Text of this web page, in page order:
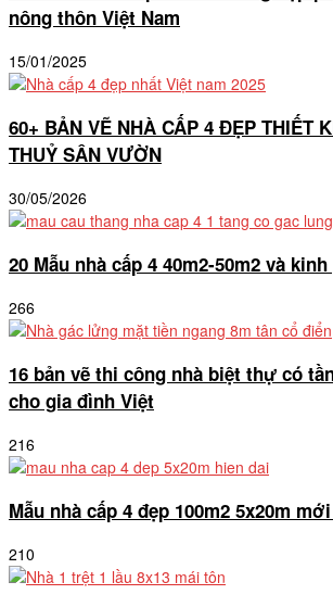
nông thôn Việt Nam
15/01/2025
60+ BẢN VẼ NHÀ CẤP 4 ĐẸP THIẾT
THUỶ SÂN VƯỜN
30/05/2026
20 Mẫu nhà cấp 4 40m2-50m2 và
266
16 bản vẽ thi công nhà biệt thự có
cho gia đình Việt
216
Mẫu nhà cấp 4 đẹp 100m2 5x20m
210